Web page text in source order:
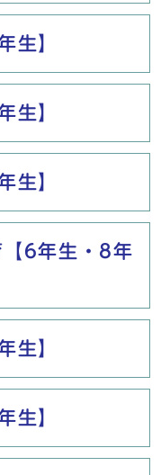
生】
生】
生】
6年生・8年
生】
生】